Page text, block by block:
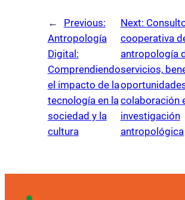
←
Previous:
Antropología
Digital:
Comprendiendo
el impacto de la
tecnología en la
sociedad y la
cultura
Next:
cooperativa
antropología
servicios,
colaboración
investigación
antropológica